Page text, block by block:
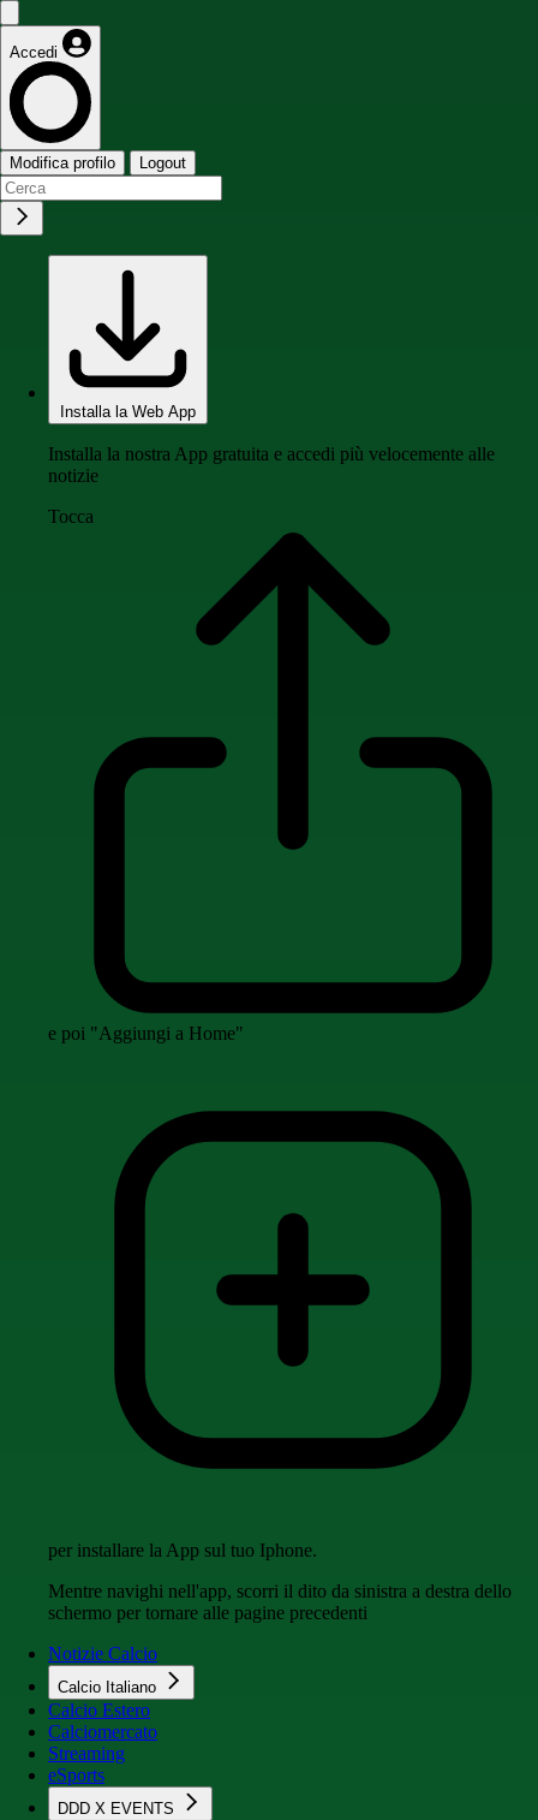
Accedi
Modifica profilo Logout
Installa la Web App
Installa la nostra App gratuita e accedi più velocemente alle
notizie
Tocca
e poi "Aggiungi a Home"
per installare la App sul tuo Iphone.
Mentre navighi nell'app, scorri il dito da sinistra a destra dello
schermo per tornare alle pagine precedenti
Notizie Calcio
Calcio Italiano
Calcio Estero
Calciomercato
Streaming
eSports
DDD X EVENTS